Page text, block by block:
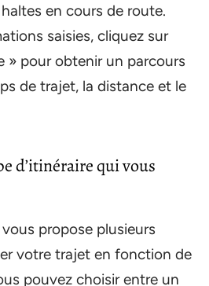
en cours de route.
saisies, cliquez sur
» pour obtenir un parcours
de trajet, la distance et le
d’itinéraire qui vous
propose plusieurs
votre trajet en fonction de
pouvez choisir entre un